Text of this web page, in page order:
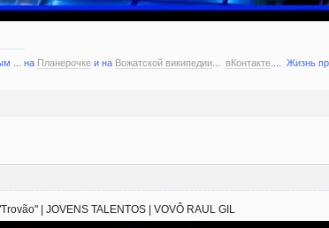
... на Планерочке и на Вожатской википедии вКонтакте .... Жизнь
| JOVENS TALENTOS | VOVÔ RAUL GIL